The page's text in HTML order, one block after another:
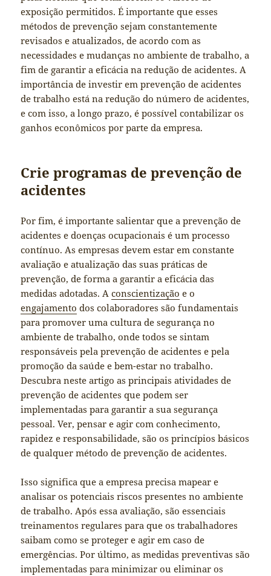
exposição permitidos. É importante que esses
métodos de prevenção sejam constantemente
revisados e atualizados, de acordo com as
necessidades e mudanças no ambiente de trabalho, a
fim de garantir a eficácia na redução de acidentes. A
importância de investir em prevenção de acidentes
de trabalho está na redução do número de acidentes,
e com isso, a longo prazo, é possível contabilizar os
ganhos econômicos por parte da empresa.
Crie programas de prevenção de
acidentes
Por fim, é importante salientar que a prevenção de
acidentes e doenças ocupacionais é um processo
contínuo. As empresas devem estar em constante
avaliação e atualização das suas práticas de
prevenção, de forma a garantir a eficácia das
medidas adotadas. Aconscientização e o
engajamento dos colaboradores são fundamentais
para promover uma cultura de segurança no
ambiente de trabalho, onde todos se sintam
responsáveis pela prevenção de acidentes e pela
promoção da saúde e bem-estar no trabalho.
Descubra neste artigo as principais atividades de
prevenção de acidentes que podem ser
implementadas para garantir a sua segurança
pessoal. Ver, pensar e agir com conhecimento,
rapidez e responsabilidade, são os princípios básicos
de qualquer método de prevenção de acidentes.
Isso significa que a empresa precisa mapear e
analisar os potenciais riscos presentes no ambiente
de trabalho. Após essa avaliação, são essenciais
treinamentos regulares para que os trabalhadores
saibam como se proteger e agir em caso de
emergências. Por último, as medidas preventivas são
implementadas para minimizar ou eliminar os